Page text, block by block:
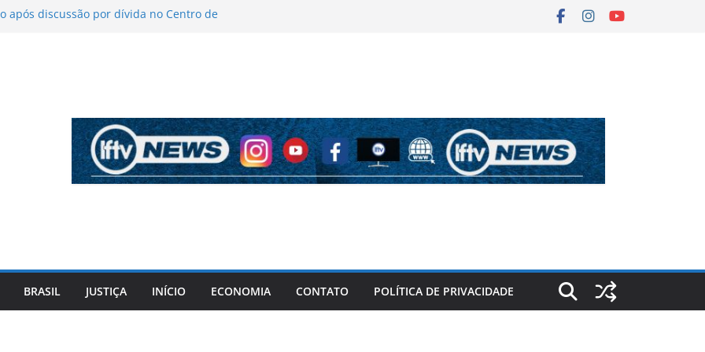
após discussão por dívida no Centro de
a tiros após criminosos invadirem
BRASIL JUSTIÇA INÍCIO ECONOMIA CONTATO POLÍTICA DE PRIVACIDADE